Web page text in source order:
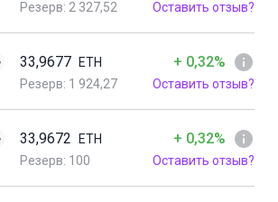
Резерв: 2 327,52
Оставить отзыв?
33,9677
ETH
Резерв: 1 924,27
+ 0,32%
Оставить отзыв?
33,9672
ETH
Резерв: 100
+ 0,32%
Оставить отзыв?